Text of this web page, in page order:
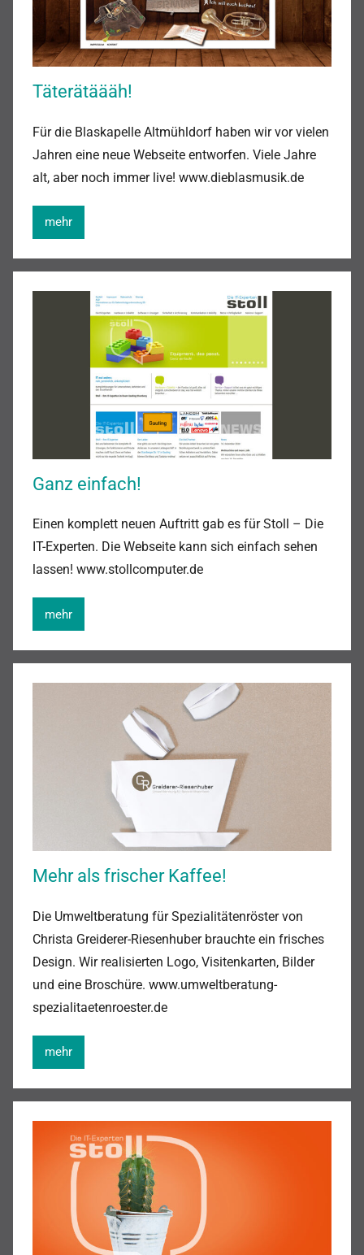
Täterätäääh!
Für die Blaskapelle Altmühldorf haben wir vor vielen
Jahren eine neue Webseite entworfen. Viele Jahre
alt, aber noch immer live! www.dieblasmusik.de
mehr
Ganz einfach!
Einen komplett neuen Auftritt gab es für Stoll – Die
IT-Experten. Die Webseite kann sich einfach sehen
lassen! www.stollcomputer.de
mehr
Mehr als frischer Kaffee!
Die Umweltberatung für Spezialitätenröster von
Christa Greiderer-Riesenhuber brauchte ein frisches
Design. Wir realisierten Logo, Visitenkarten, Bilder
und eine Broschüre. www.umweltberatung-
spezialitaetenroester.de
mehr